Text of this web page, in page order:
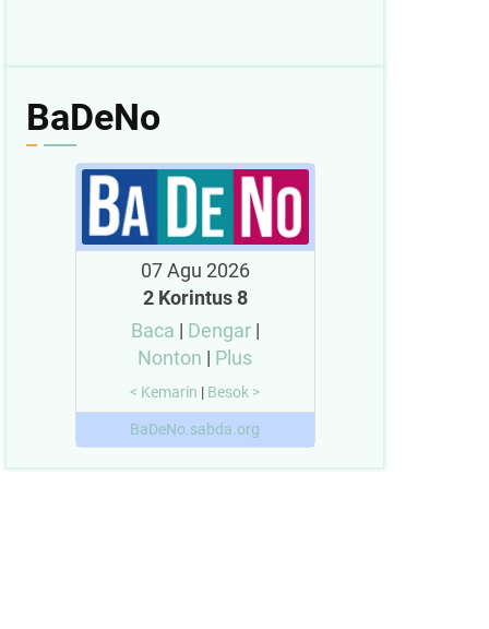
BaDeNo
07 Agu 2026
2 Korintus 8
Baca | Dengar|
Nonton | Plus
< Kemarin | Besok >
BaDeNo.sabda.org